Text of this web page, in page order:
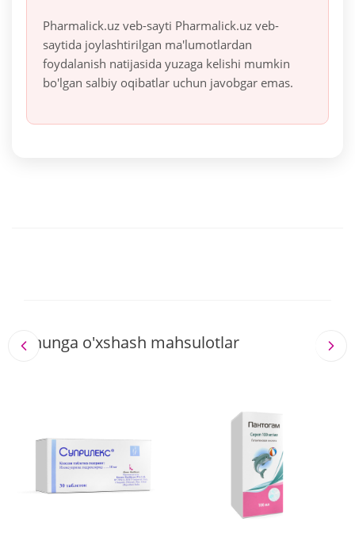
Pharmalick.uz veb-sayti Pharmalick.uz veb-
saytida joylashtirilgan ma'lumotlardan
foydalanish natijasida yuzaga kelishi mumkin
bo'lgan salbiy oqibatlar uchun javobgar emas.
Shunga o'xshash mahsulotlar